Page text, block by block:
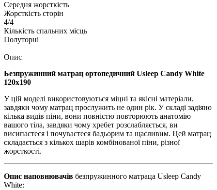
Середня жорсткість
Жорсткість сторін
4/4
Кількість спальних місць
Полуторні
Опис
Безпружинний матрац ортопедичний Usleep Candy White
120x190
У цій моделі використовуються міцні та якісні матеріали,
завдяки чому матрац прослужить не один рік. У складі задіяно
кілька видів піни, вони повністю повторюють анатомію
вашого тіла, завдяки чому хребет розслабляється, ви
висипаєтеся і почуваєтеся бадьорим та щасливим. Цей матрац
складається з кількох шарів комбінованої піни, різної
жорсткості.
Опис наповнювачів безпружинного матраца Usleep Candy
White: